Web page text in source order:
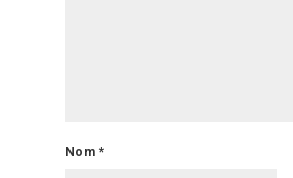
Nom *